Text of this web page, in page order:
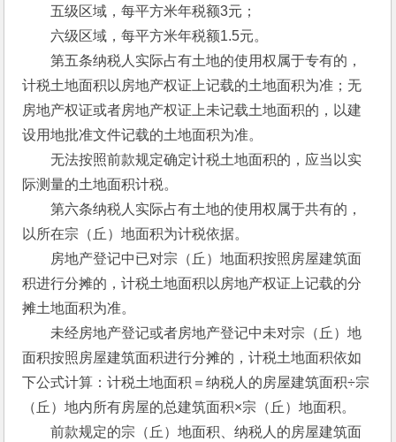
五级区域，每平方米年税额3元；
六级区域，每平方米年税额1.5元。
第五条纳税人实际占有土地的使用权属于专有的，
计税土地面积以房地产权证上记载的土地面积为准；无
房地产权证或者房地产权证上未记载土地面积的，以建
设用地批准文件记载的土地面积为准。
无法按照前款规定确定计税土地面积的，应当以实
际测量的土地面积计税。
第六条纳税人实际占有土地的使用权属于共有的，
以所在宗（丘）地面积为计税依据。
房地产登记中已对宗（丘）地面积按照房屋建筑面
积进行分摊的，计税土地面积以房地产权证上记载的分
摊土地面积为准。
未经房地产登记或者房地产登记中未对宗（丘）地
面积按照房屋建筑面积进行分摊的，计税土地面积依如
下公式计算：计税土地面积＝纳税人的房屋建筑面积÷宗
（丘）地内所有房屋的总建筑面积×宗（丘）地面积。
前款规定的宗（丘）地面积、纳税人的房屋建筑面